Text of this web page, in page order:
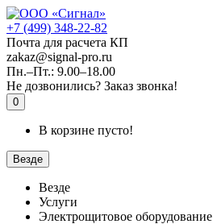
+7 (499) 348-22-82
Почта для расчета КП
zakaz@signal-pro.ru
Пн.–Пт.: 9.00–18.00
Не дозвонились? Заказ звонка!
0
В корзине пусто!
Везде
Везде
Услуги
Электрощитовое оборудование